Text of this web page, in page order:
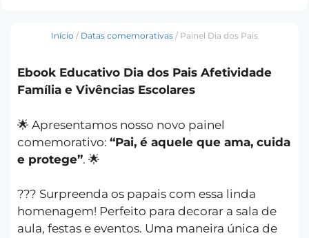
Início / Datas comemorativas / Painel Dia dos Pais
Ebook Educativo Dia dos Pais Afetividade
Família e Vivências Escolares
🌟 Apresentamos nosso novo painel
comemorativo: “Pai, é aquele que ama, cuida
e protege”. 🌟
?‍?‍? Surpreenda os papais com essa linda
homenagem! Perfeito para decorar a sala de
aula, festas e eventos. Uma maneira única de